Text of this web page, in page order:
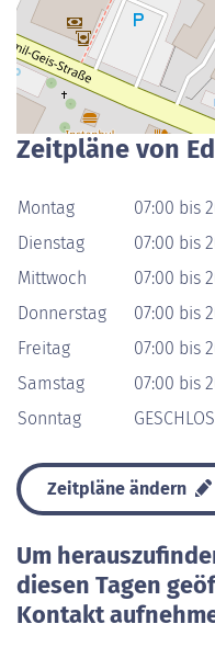
Zeitpläne von
Montag
07:00 bis
Dienstag
07:00 bis
Mittwoch
07:00 bis
Donnerstag
07:00 bis
Freitag
07:00 bis
Samstag
07:00 bis
Sonntag
Zeitpläne ändern
Um
diesen Tagen
Kontakt